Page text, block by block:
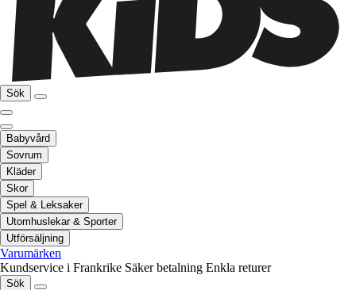
Sök
Babyvård
Sovrum
Kläder
Skor
Spel & Leksaker
Utomhuslekar & Sporter
Utförsäljning
Varumärken
Kundservice i Frankrike Säker betalning Enkla returer
Sök